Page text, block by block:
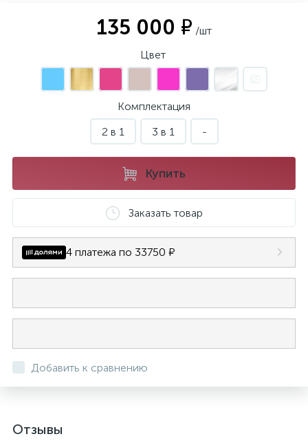
135 000 ₽ /шт
Цвет
Комплектация
2 в 1
3 в 1 -
Купить
Заказать товар
4 платежа по 33750 ₽
Добавить к сравнению
Отзывы